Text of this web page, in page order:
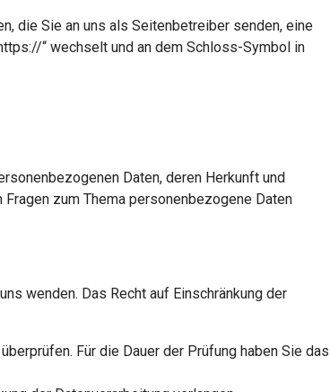
die Sie an uns als Seitenbetreiber senden, eine
“ wechselt und an dem Schloss-Symbol in
Daten, deren Herkunft und
zum Thema personenbezogene Daten
wenden. Das Recht auf Einschränkung der
Für die Dauer der Prüfung haben Sie das